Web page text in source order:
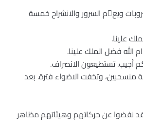
الشعب المآكل والمشروبات ويعم السرور والانشراح خمسة
علينا.
الله فضل الملك علينا.
أجيب. تستطيعون الانصراف.
منسحبين، وتخفت الاضواء فترة. بعد
نفضوا عن حركاتهم وهيئاتهم مظاهر